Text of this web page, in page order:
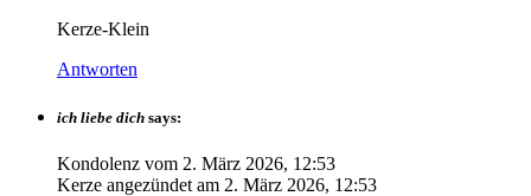
Kerze-Klein
Antworten
ich liebe dich says:
Kondolenz vom 2. März 2026, 12:53
Kerze angezündet am 2. März 2026, 12:53